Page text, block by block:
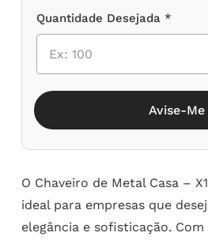
Quantidade Desejada *
Avise-Me
O Chaveiro de Metal Casa –
ideal para empresas que
elegância e sofisticação.